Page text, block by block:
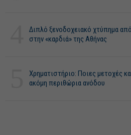
Διπλό ξενοδοχειακό χτύπημα
στην «καρδιά» της Αθήνας
Χρηματιστήριο: Ποιες μετοχές
ακόμη περιθώρια ανόδου